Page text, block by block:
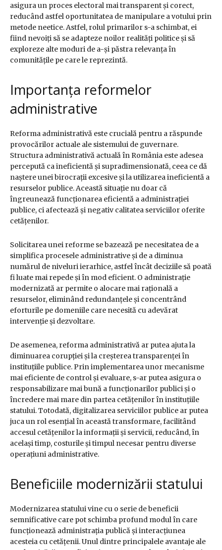
asigura un proces electoral mai transparent și corect,
reducând astfel oportunitatea de manipulare a votului prin
metode neetice. Astfel, rolul primarilor s-a schimbat, ei
fiind nevoiți să se adapteze noilor realități politice și să
exploreze alte moduri de a-și păstra relevanța în
comunitățile pe care le reprezintă.
Importanța reformelor
administrative
Reforma administrativă este crucială pentru a răspunde
provocărilor actuale ale sistemului de guvernare.
Structura administrativă actuală în România este adesea
percepută ca ineficientă și supradimensionată, ceea ce dă
naștere unei birocrații excesive și la utilizarea ineficientă a
resurselor publice. Această situație nu doar că
îngreunează funcționarea eficientă a administrației
publice, ci afectează și negativ calitatea serviciilor oferite
cetățenilor.
Solicitarea unei reforme se bazează pe necesitatea de a
simplifica procesele administrative și de a diminua
numărul de niveluri ierarhice, astfel încât deciziile să poată
fi luate mai repede și în mod eficient. O administrație
modernizată ar permite o alocare mai rațională a
resurselor, eliminând redundanțele și concentrând
eforturile pe domeniile care necesită cu adevărat
intervenție și dezvoltare.
De asemenea, reforma administrativă ar putea ajuta la
diminuarea corupției și la creșterea transparenței în
instituțiile publice. Prin implementarea unor mecanisme
mai eficiente de control și evaluare, s-ar putea asigura o
responsabilizare mai bună a funcționarilor publici și o
încredere mai mare din partea cetățenilor în instituțiile
statului. Totodată, digitalizarea serviciilor publice ar putea
juca un rol esențial în această transformare, facilitând
accesul cetățenilor la informații și servicii, reducând, în
același timp, costurile și timpul necesar pentru diverse
operațiuni administrative.
Beneficiile modernizării statului
Modernizarea statului vine cu o serie de beneficii
semnificative care pot schimba profund modul în care
funcționează administrația publică și interacțiunea
acesteia cu cetățenii. Unul dintre principalele avantaje ale